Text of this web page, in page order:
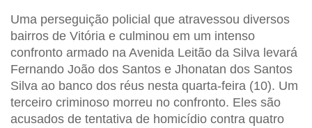
Uma perseguição policial que atravessou diversos
bairros de Vitória e culminou em um intenso
confronto armado na Avenida Leitão da Silva levará
Fernando João dos Santos e Jhonatan dos Santos
Silva ao banco dos réus nesta quarta-feira (10). Um
terceiro criminoso morreu no confronto. Eles são
acusados de tentativa de homicídio contra quatro